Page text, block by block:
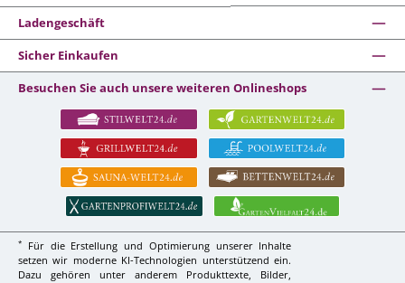
Ladengeschäft
Sicher Einkaufen
Besuchen Sie auch unsere weiteren Onlineshops
*
Für die Erstellung und Optimierung unserer Inhalte
setzen wir moderne KI-Technologien unterstützend ein.
Dazu gehören unter anderem Produkttexte, Bilder,